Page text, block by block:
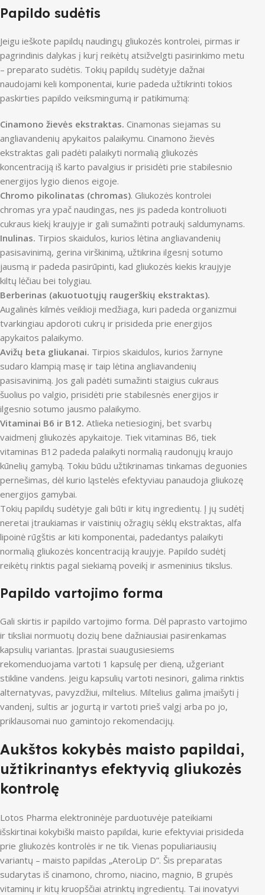
Papildo sudėtis
Jeigu ieškote papildų naudingų gliukozės kontrolei, pirmas ir
pagrindinis dalykas į kurį reikėtų atsižvelgti pasirinkimo metu
– preparato sudėtis. Tokių papildų sudėtyje dažnai
naudojami keli komponentai, kurie padeda užtikrinti tokios
paskirties papildo veiksmingumą ir patikimumą:
Cinamono žievės ekstraktas. Cinamonas siejamas su
angliavandenių apykaitos palaikymu. Cinamono žievės
ekstraktas gali padėti palaikyti normalią gliukozės
koncentraciją iš karto pavalgius ir prisidėti prie stabilesnio
energijos lygio dienos eigoje.
Chromo pikolinatas (chromas). Gliukozės kontrolei
chromas yra ypač naudingas, nes jis padeda kontroliuoti
cukraus kiekį kraujyje ir gali sumažinti potraukį saldumynams.
Inulinas. Tirpios skaidulos, kurios lėtina angliavandenių
pasisavinimą, gerina virškinimą, užtikrina ilgesnį sotumo
jausmą ir padeda pasirūpinti, kad gliukozės kiekis kraujyje
kiltų lėčiau bei tolygiau.
Berberinas (akuotuotųjų raugerškių ekstraktas).
Augalinės kilmės veiklioji medžiaga, kuri padeda organizmui
tvarkingiau apdoroti cukrų ir prisideda prie energijos
apykaitos palaikymo.
Avižų beta gliukanai. Tirpios skaidulos, kurios žarnyne
sudaro klampią masę ir taip lėtina angliavandenių
pasisavinimą. Jos gali padėti sumažinti staigius cukraus
šuolius po valgio, prisidėti prie stabilesnės energijos ir
ilgesnio sotumo jausmo palaikymo.
Vitaminai B6 ir B12. Atlieka netiesioginį, bet svarbų
vaidmenį gliukozės apykaitoje. Tiek vitaminas B6, tiek
vitaminas B12 padeda palaikyti normalią raudonųjų kraujo
kūnelių gamybą. Tokiu būdu užtikrinamas tinkamas deguonies
pernešimas, dėl kurio ląstelės efektyviau panaudoja gliukozę
energijos gamybai.
Tokių papildų sudėtyje gali būti ir kitų ingredientų. Į jų sudėtį
neretai įtraukiamas ir vaistinių ožragių sėklų ekstraktas, alfa
lipoinė rūgštis ar kiti komponentai, padedantys palaikyti
normalią gliukozės koncentraciją kraujyje. Papildo sudėtį
reikėtų rinktis pagal siekiamą poveikį ir asmeninius tikslus.
Papildo vartojimo forma
Gali skirtis ir papildo vartojimo forma. Dėl paprasto vartojimo
ir tiksliai normuotų dozių bene dažniausiai pasirenkamas
kapsulių variantas. Įprastai suaugusiesiems
rekomenduojama vartoti 1 kapsulę per dieną, užgeriant
stikline vandens. Jeigu kapsulių vartoti nesinori, galima rinktis
alternatyvas, pavyzdžiui, miltelius. Miltelius galima įmaišyti į
vandenį, sultis ar jogurtą ir vartoti prieš valgį arba po jo,
priklausomai nuo gamintojo rekomendacijų.
Aukštos kokybės maisto papildai,
užtikrinantys efektyvią gliukozės
kontrolę
Lotos Pharma elektroninėje parduotuvėje pateikiami
išskirtinai kokybiški maisto papildai, kurie efektyviai prisideda
prie gliukozės kontrolės ir ne tik. Vienas populiariausių
variantų – maisto papildas „AteroLip D”. Šis preparatas
sudarytas iš cinamono, chromo, niacino, magnio, B grupės
vitaminų ir kitų kruopščiai atrinktų ingredientų. Tai inovatyvi